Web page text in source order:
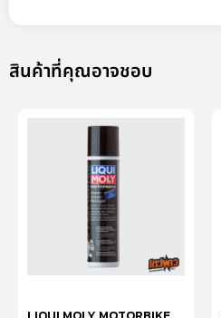
สินค้าที่คุณอาจชอบ